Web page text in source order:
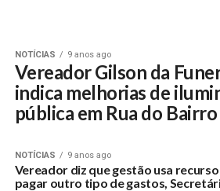
NOTÍCIAS 9 anos ago
Vereador Gilson da
indica melhorias de
pública em Rua do
NOTÍCIAS 9 anos ago
Vereador diz que gestão usa
pagar outro tipo de gastos,